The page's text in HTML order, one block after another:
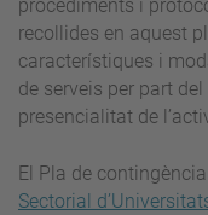
procediments i
recollides en aquest
característiques i
de serveis per part
presencialitat de
El Pla de
Sectorial